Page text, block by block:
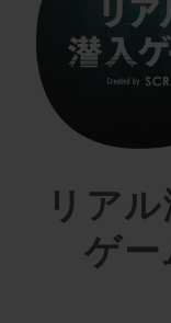
リアル
ゲー